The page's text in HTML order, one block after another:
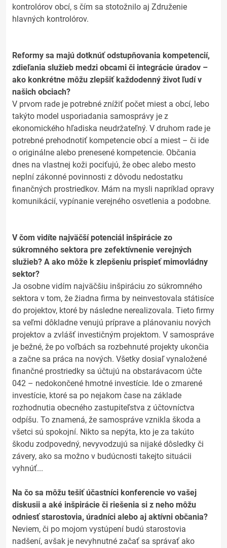
kontrolórov obcí, s čím sa stotožnilo aj Združenie
hlavných kontrolórov.
Reformy sa majú dotknúť odstupňovania kompetencií,
zdieľania služieb medzi obcami či integrácie úradov –
ako konkrétne môžu zlepšiť každodenný život ľudí v
našich obciach?
V prvom rade je potrebné znížiť počet miest a obcí, lebo
takýto model usporiadania samosprávy je z
ekonomického hľadiska neudržateľný. V druhom rade je
potrebné prehodnotiť kompetencie obcí a miest – či ide
o originálne alebo prenesené kompetencie. Občania
dnes na vlastnej koži pociťujú, že obec alebo mesto
neplní zákonné povinnosti z dôvodu nedostatku
finančných prostriedkov. Mám na mysli napríklad opravy
komunikácií, vypínanie verejného osvetlenia a podobne.
V čom vidíte najväčší potenciál inšpirácie zo
súkromného sektora pre zefektívnenie verejných
služieb? A ako môže k zlepšeniu prispieť mimovládny
sektor?
Ja osobne vidím najväčšiu inšpiráciu zo súkromného
sektora v tom, že žiadna firma by neinvestovala státisíce
do projektov, ktoré by následne nerealizovala. Tieto firmy
sa veľmi dôkladne venujú príprave a plánovaniu nových
projektov a zvlášť investičným projektom. V samospráve
je bežné, že po voľbách sa rozbehnuté projekty ukončia
a začne sa práca na nových. Všetky dosiaľ vynaložené
finančné prostriedky sa účtujú na obstarávacom účte
042 – nedokončené hmotné investície. Ide o zmarené
investície, ktoré sa po nejakom čase na základe
rozhodnutia obecného zastupiteľstva z účtovníctva
odpíšu. To znamená, že samospráve vznikla škoda a
všetci sú spokojní. Nikto sa nepýta, kto je za takúto
škodu zodpovedný, nevyvodzujú sa nijaké dôsledky či
závery, ako sa možno v budúcnosti takejto situácii
vyhnúť...
Na čo sa môžu tešiť účastníci konferencie vo vašej
diskusii a aké inšpirácie či riešenia si z neho môžu
odniesť starostovia, úradníci alebo aj aktívni občania?
Neviem, či po mojom vystúpení budú starostovia
nadšení, avšak je nevyhnutné začať sa správať ako